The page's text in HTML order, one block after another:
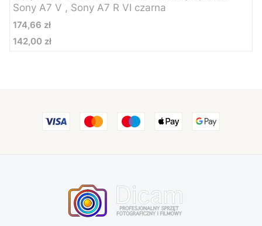
Sony A7 V , Sony A7 R VI czarna
Cena
174,66 zł
Cena
142,00 zł